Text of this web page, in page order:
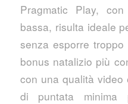
Pragmatic Play,
bassa, risulta ideale
senza esporre
bonus natalizio più
con una qualità
di puntata